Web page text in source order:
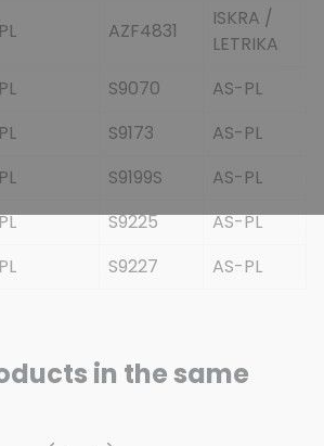
AZF4831
ISKRA /
LETRIKA
S9070
AS-PL
S9173
AS-PL
S9199S
AS-PL
S9225
AS-PL
S9227 AS-PL
in the same